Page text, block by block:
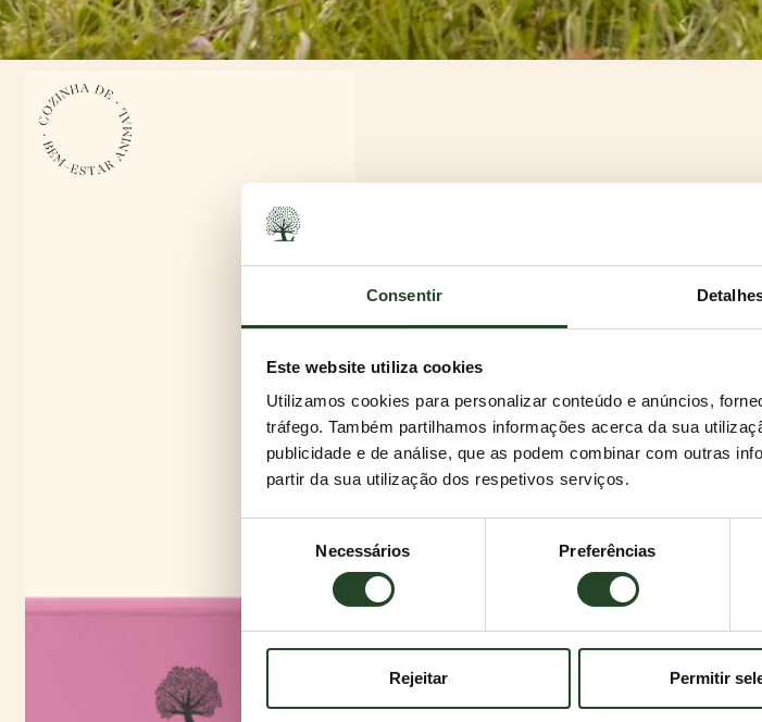
Consentir
Este website utiliza cookies
Utilizamos cookies para personalizar conteúdo e anúncios,
tráfego. Também partilhamos informações acerca da sua
publicidade e de análise, que as podem combinar com outras
partir da sua utilização dos respetivos serviços.
consentimento
Necessários Preferências
Rejeitar Permitir